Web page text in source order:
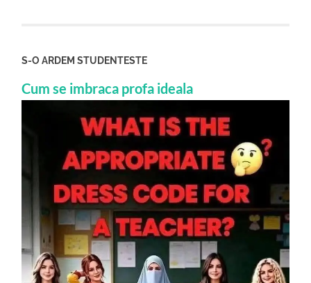
S-O ARDEM STUDENTESTE
Cum se imbraca profa ideala